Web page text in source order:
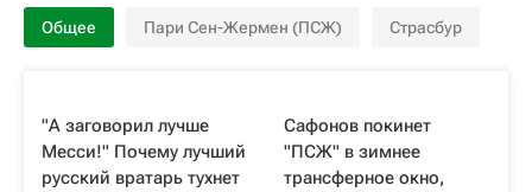
Общее Пари Сен-Жермен (ПСЖ) Страсбур
"А заговорил лучше
Месси!" Почему лучший
русский вратарь тухнет
Сафонов покинет
"ПСЖ" в зимнее
трансферное окно,